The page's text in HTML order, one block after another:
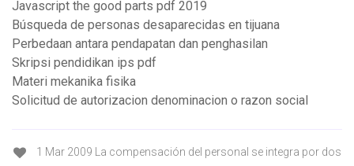
Javascript the good parts pdf 2019
Búsqueda de personas desaparecidas en tijuana
Perbedaan antara pendapatan dan penghasilan
Skripsi pendidikan ips pdf
Materi mekanika fisika
Solicitud de autorizacion denominacion o razon social
1 Mar 2009 La compensación del personal se integra por dos